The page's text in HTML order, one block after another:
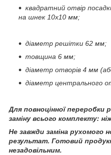
квадратний отвір
на шнек 10x10 мм;
діаметр решітки 62 мм;
товщина 6 мм;
діаметр отворів 4 мм
діаметр центрального
Для повноцінної переробки
заміну всього комплекту:
Не завжди заміна рухомого
результат. Готовий
незадовільним.